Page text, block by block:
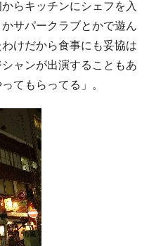
らキッチンにシェフを入
サパークラブとかで遊ん
けだから食事にも妥協は
ャンが出演することもあ
てもらってる」。